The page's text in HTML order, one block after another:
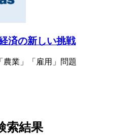
済の新しい挑戦
業」「雇用」問題
索結果